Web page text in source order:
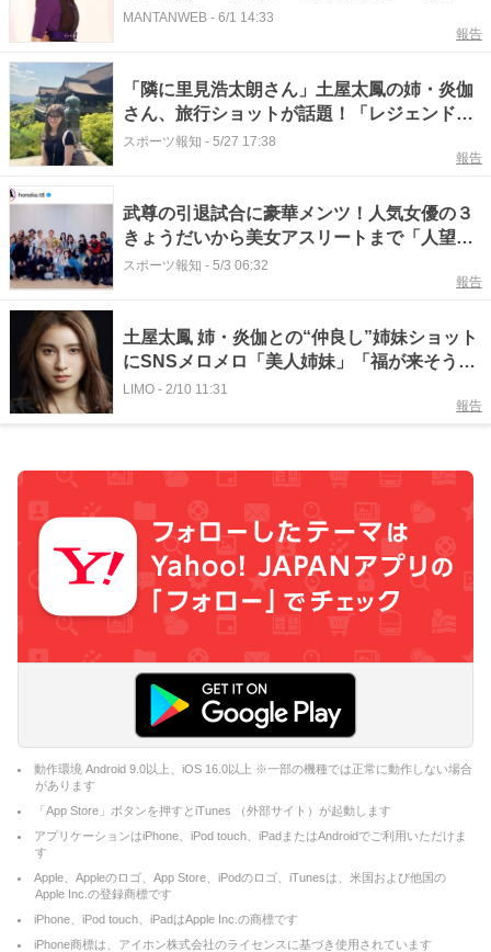
さが伝わってきます」と反響
MANTANWEB - 6/1 14:33
報告
「隣に里見浩太朗さん」土屋太鳳の姉・炎伽
さん、旅行ショットが話題！「レジェンドの
有名人の間に…」「すごい」
スポーツ報知 - 5/27 17:38
報告
武尊の引退試合に豪華メンツ！人気女優の３
きょうだいから美女アスリートまで「人望厚
すぎ」土屋炎伽さんが公開
スポーツ報知 - 5/3 06:32
報告
土屋太鳳 姉・炎伽との“仲良し”姉妹ショット
にSNSメロメロ「美人姉妹」「福が来そう」
「凄く可愛い」
LIMO - 2/10 11:31
報告
動作環境 Android 9.0以上、iOS 16.0以上 ※一部の機種では正常に動作しない場合
があります
「App Store」ボタンを押すとiTunes （外部サイト）が起動します
アプリケーションはiPhone、iPod touch、iPadまたはAndroidでご利用いただけま
す
Apple、Appleのロゴ、App Store、iPodのロゴ、iTunesは、米国および他国の
Apple Inc.の登録商標です
iPhone、iPod touch、iPadはApple Inc.の商標です
iPhone商標は、アイホン株式会社のライセンスに基づき使用されています